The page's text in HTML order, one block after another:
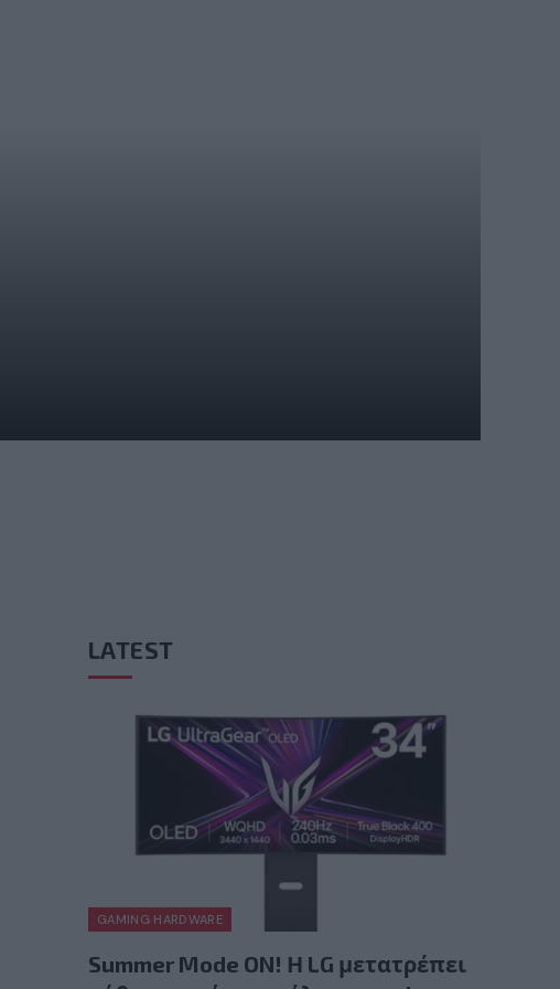
LATEST
GAMING HARDWARE
Summer Mode ON! Η LG μετατρέπει